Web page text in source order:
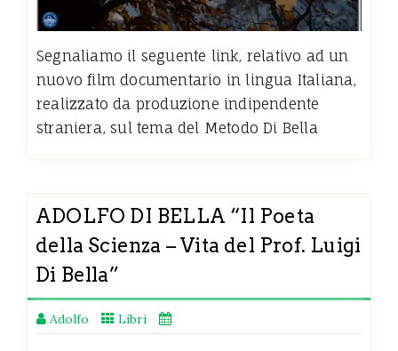
Segnaliamo il seguente link, relativo ad un
nuovo film documentario in lingua Italiana,
realizzato da produzione indipendente
straniera, sul tema del Metodo Di Bella
ADOLFO DI BELLA “Il Poeta
della Scienza – Vita del Prof. Luigi
Di Bella”
Adolfo Libri